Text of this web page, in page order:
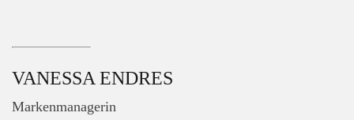
VANESSA ENDRES
Markenmanagerin